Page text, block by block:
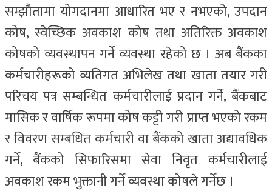
सम्झौतामा योगदानमा आधारित भए र नभएको, उपदान
कोष, स्वेच्छिक अवकाश कोष तथा अतिरिक्त अवकाश
कोषको व्यवस्थापन गर्ने व्यवस्था रहेको छ । अब बैंकका
कर्मचारीहरूको व्यतिगत अभिलेख तथा खाता तयार गरी
परिचय पत्र सम्बन्धित कर्मचारीलाई प्रदान गर्ने, बैंकबाट
मासिक र वार्षिक रूपमा कोष कट्टी गरी प्राप्त भएको रकम
र विवरण सम्बधित कर्मचारी वा बैंकको खाता अद्यावधिक
गर्ने, बैंकको सिफारिसमा सेवा निवृत कर्मचारीलाई
अवकाश रकम भुक्तानी गर्ने व्यवस्था कोषले गर्नेछ ।